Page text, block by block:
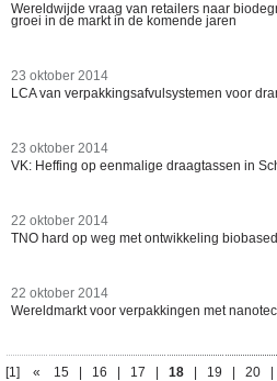
Wereldwijde vraag van retailers naar
groei in de markt in de komende jaren
23 oktober 2014
LCA van verpakkingsafvulsystemen voor
23 oktober 2014
VK: Heffing op eenmalige draagtassen in
22 oktober 2014
TNO hard op weg met ontwikkeling
22 oktober 2014
Wereldmarkt voor verpakkingen met
[1] « 15 16 17 18 19 20